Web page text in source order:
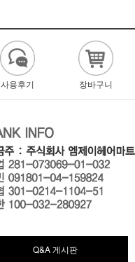
사용후기 장바구니
Q&A 게시판